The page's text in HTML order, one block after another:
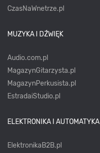
CzasNaWnetrze.pl
MUZYKA I DŹWIĘK
Audio.com.pl
MagazynGitarzysta.pl
MagazynPerkusista.pl
EstradaiStudio.pl
ELEKTRONIKA I AUTOMATYKA
ElektronikaB2B.pl